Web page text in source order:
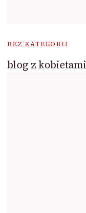
BEZ KATEGORII
blog z kobietami